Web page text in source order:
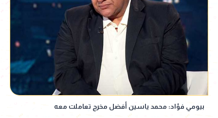
بيومي فؤاد: محمد ياسين أفضل مخرج تعاملت معه